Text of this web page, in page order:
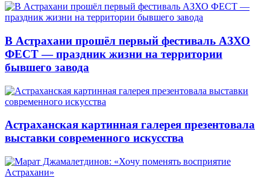
В Астрахани прошёл первый фестиваль АЗХО
ФЕСТ — праздник жизни на территории
бывшего завода
Астраханская картинная галерея презентовала
выставки современного искусства